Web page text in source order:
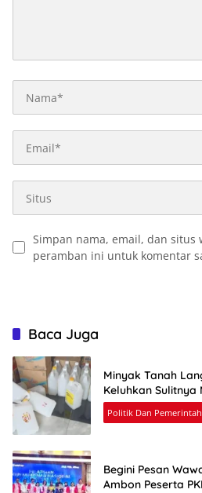
Simpan nama, email, dan situs
peramban ini untuk komentar
Baca Juga
Minyak Tanah
Keluhkan
Politik Dan
Begini Pesan
Ambon Peserta